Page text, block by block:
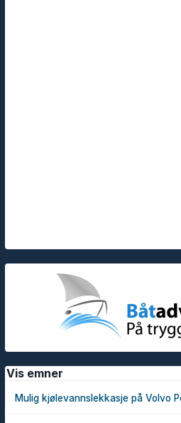
Vis emner
Mulig kjølevannslekkasje på Volvo